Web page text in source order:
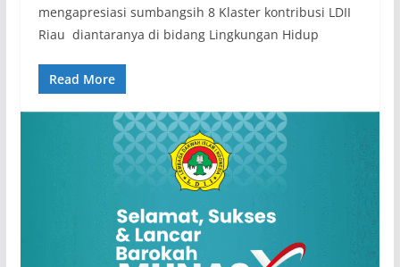
mengapresiasi sumbangsih 8 Klaster kontribusi LDII
Riau diantaranya di bidang Lingkungan Hidup
Read More